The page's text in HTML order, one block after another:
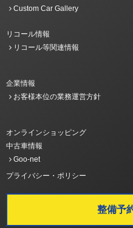
Custom Car Gallery
リコール情報
リコール等関連情報
企業情報
お客様本位の業務運営方針
オンラインショッピング
中古車情報
Goo-net
プライバシー・ポリシー
整備予